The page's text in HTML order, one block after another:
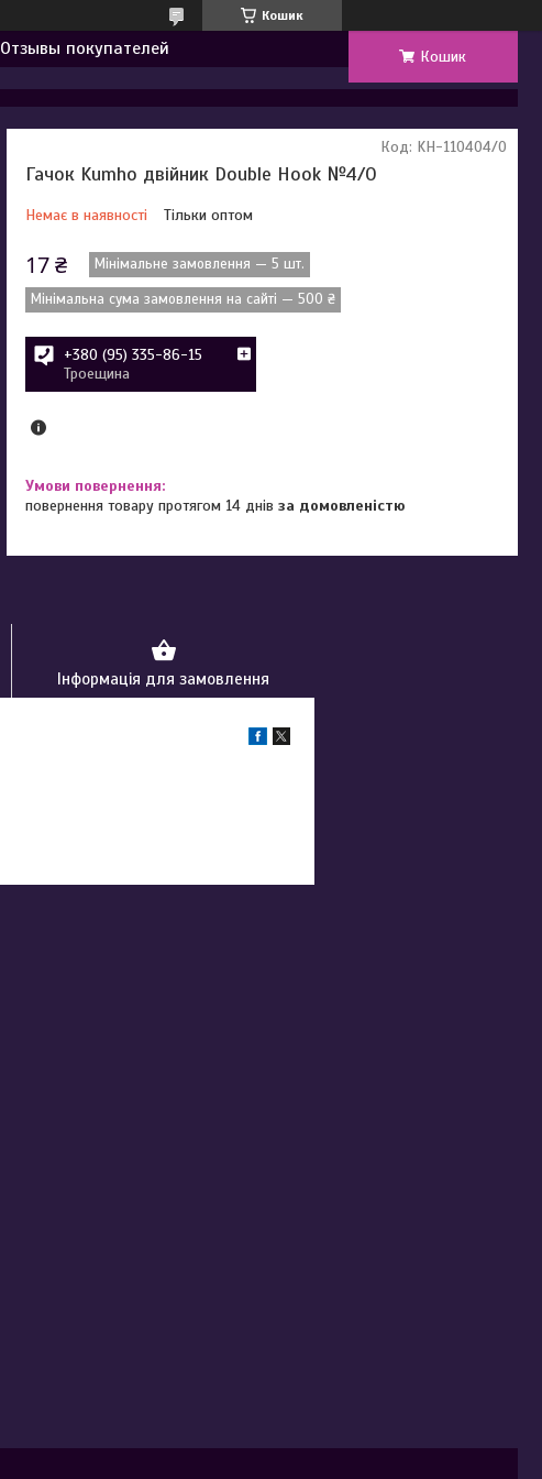
Кошик
Отзывы покупателей Кошик
Гачок Kumho двійник Double Hook №4/0
Немає в наявності Тільки оптом
Код: KH-110404/0
17 ₴ Мінімальне замовлення — 5 шт.
Мінімальна сума замовлення на сайті — 500 ₴
+380 (95) 335-86-15
Троещина
повернення товару протягом 14 днівза домовленістю
Інформація для замовлення